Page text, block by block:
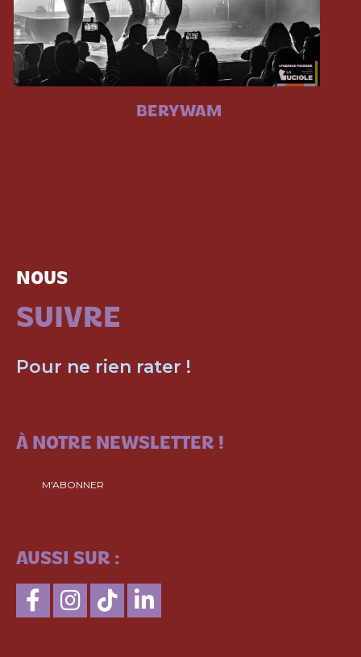
BERYWAM
NOUS
SUIVRE
Pour ne rien rater !
À NOTRE NEWSLETTER !
M'ABONNER
AUSSI SUR :